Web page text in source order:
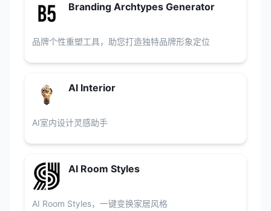
Branding Archtypes Generator
品牌个性重塑工具，助您打造独特品牌形象定位
AI Interior
AI室内设计灵感助手
AI Room Styles
AI Room Styles，一键变换家居风格